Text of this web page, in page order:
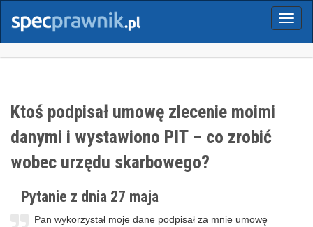
Menu
Ktoś podpisał umowę zlecenie moimi
danymi i wystawiono PIT – co zrobić
wobec urzędu skarbowego?
Pytanie z dnia 27 maja
Pan wykorzystał moje dane podpisał za mnie umowę